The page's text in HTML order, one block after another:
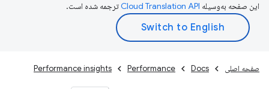
این صفحه به‌وسیله ترجمه شده است.
صفحه اصلی Docs
Performance
Performance insights